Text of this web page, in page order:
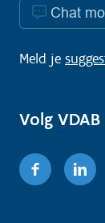
Chat
Meld je
Volg VDAB